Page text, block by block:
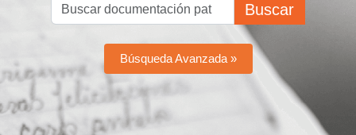
Buscar
Búsqueda Avanzada »